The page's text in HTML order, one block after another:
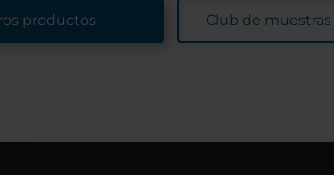
productos Club de muestras